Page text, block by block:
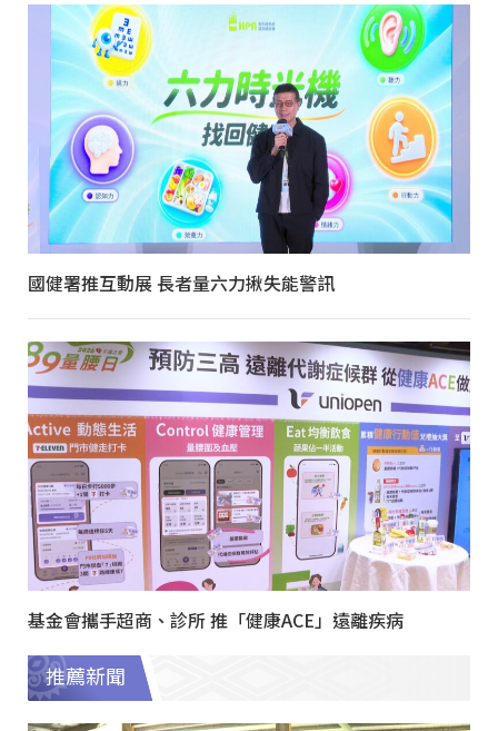
國健署推互動展 長者量六力揪失能警訊
基金會攜手超商、診所 推「健康ACE」遠離疾病
推薦新聞